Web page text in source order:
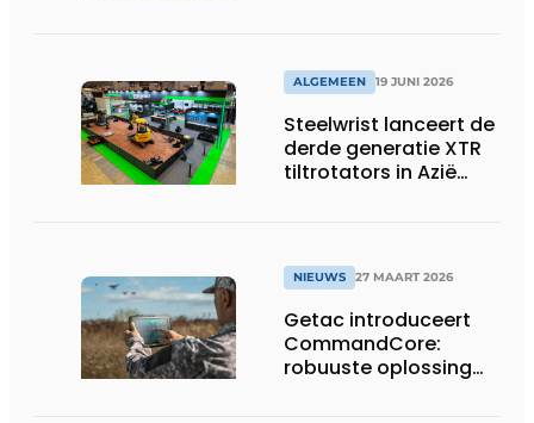
ALGEMEEN 19 JUNI 2026
Steelwrist lanceert de
derde generatie XTR
tiltrotators in Azië
NIEUWS 27 MAART 2026
Getac introduceert
CommandCore:
robuuste oplossing